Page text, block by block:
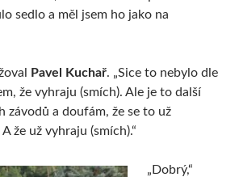
sedlo a měl jsem ho jako na
Pavel Kuchař. „Sice to nebylo dle
že vyhraju (smích). Ale je to další
závodů a doufám, že se to už
že už vyhraju (smích).“
„Dobrý,“